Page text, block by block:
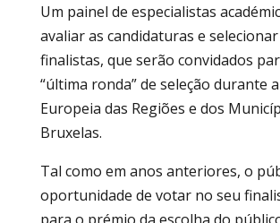
Um painel de especialistas
avaliar as candidaturas e
finalistas, que serão convidados
“última ronda” de seleção durante
Europeia das Regiões e dos
Bruxelas.
Tal como em anos anteriores, o
oportunidade de votar no seu
para o prémio da escolha do